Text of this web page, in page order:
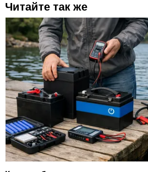
Читайте так же